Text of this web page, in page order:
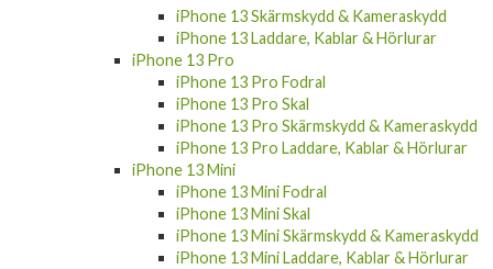
iPhone 13 Skärmskydd & Kameraskydd
iPhone 13 Laddare, Kablar & Hörlurar
iPhone 13 Pro
iPhone 13 Pro Fodral
iPhone 13 Pro Skal
iPhone 13 Pro Skärmskydd & Kameraskydd
iPhone 13 Pro Laddare, Kablar & Hörlurar
iPhone 13 Mini
iPhone 13 Mini Fodral
iPhone 13 Mini Skal
iPhone 13 Mini Skärmskydd & Kameraskydd
iPhone 13 Mini Laddare, Kablar & Hörlurar